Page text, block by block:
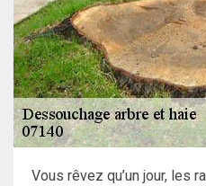
Vous rêvez qu’un jour, les